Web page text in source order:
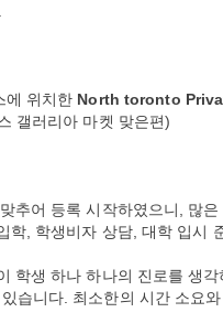
에 위치한 North toronto
갤러리아 마켓 맞은편)
추어 등록 시작하였으니, 많은
학, 학생비자 상담, 대학 입시
학생 하나 하나의 진로를 생각
습니다. 최소한의 시간 소요